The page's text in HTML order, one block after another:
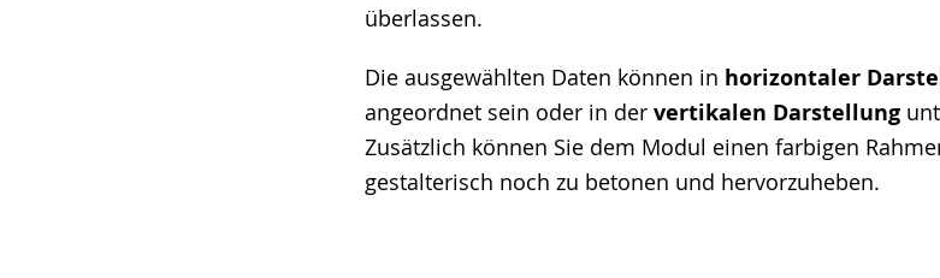
überlassen.
Die ausgewählten Daten können in horizontaler
angeordnet sein oder in der vertikalen Darstellung
Zusätzlich können Sie dem Modul einen farbigen
gestalterisch noch zu betonen und hervorzuheben.